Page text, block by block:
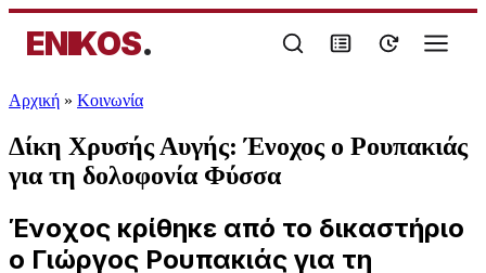
ENIKOS.
Αρχική » Κοινωνία
Δίκη Χρυσής Αυγής: Ένοχος ο Ρουπακιάς
για τη δολοφονία Φύσσα
Ένοχος κρίθηκε από το δικαστήριο
ο Γιώργος Ρουπακιάς για τη